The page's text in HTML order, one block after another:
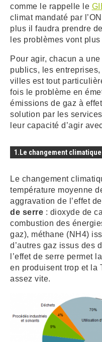
comme le rappelle le
climat mandaté par
plus il faudra prendre
les problèmes vont
Pour agir, chacun a
publics, les
villes est tout
fois le problème en
émissions de gaz à
solution par les
leur capacité d’agir
1.Le changement
Le changement
température moyenne
aggravation de l’effet
de serre : dioxyde de
combustion des
gaz), méthane (NH4)
d’autres gaz issus des
l’effet de serre permet
en produisent trop et la
assez vite.